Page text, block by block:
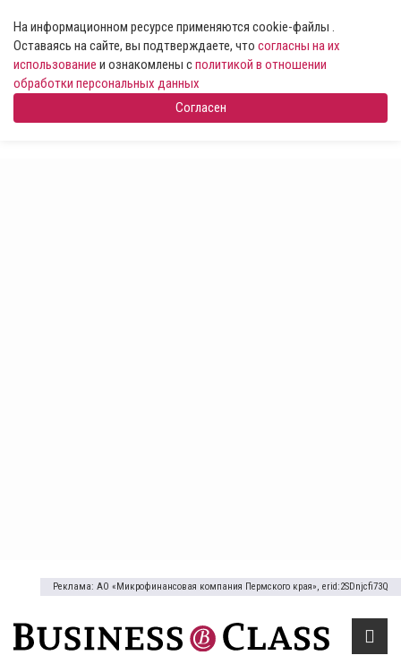
На информационном ресурсе применяются cookie-файлы .
Оставаясь на сайте, вы подтверждаете, что согласны на их
использование и ознакомлены сполитикой в отношении
обработки персональных данных
Согласен
Реклама: АО «Микрофинансовая компания Пермского края», erid:2SDnjcfi73Q